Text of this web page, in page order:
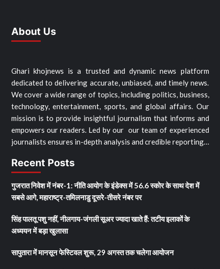
About Us
Ghari khojnews is a trusted and dynamic news platform
dedicated to delivering accurate, unbiased, and timely news.
We cover a wide range of topics, including politics, business,
technology, entertainment, sports, and global affairs. Our
mission is to provide insightful journalism that informs and
empowers our readers. Led by our our team of experienced
journalists ensures in-depth analysis and credible reporting…
Recent Posts
गुजरात निवेश में नंबर-1: नीति आयोग के इंडेक्स में 56.6 स्कोर के साथ देश में
सबसे आगे, महाराष्ट्र-तमिलनाडु दूसरे-तीसरे नंबर पर
सिंह पालतू पशु नहीं, नीलगाय-जंगली सूअर ज्यादा खाते हैं: तटीय इलाकों के
अध्ययन में बड़ा खुलासा
सापुतारा में मानसून फेस्टिवल शुरू, 29 अगस्त तक चलेगा आयोजन